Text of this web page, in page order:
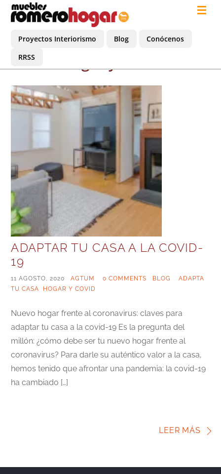
Proyectos Interiorismo Blog
Conócenos
RRSS
ADAPTAR TU CASA A LA COVID-
19
11 AGOSTO, 2020 AGTUM 0 COMMENTS BLOG
ADAPTA
TU CASA
HOGAR Y COVID
Nuevo hogar frente al coronavirus: claves para
adaptar tu casa a la covid-19 Es la pregunta del
millón: ¿cómo debe ser tu nuevo hogar frente al
coronavirus? Para darle su auténtico valor a la casa,
hemos tenido que afrontar una pandemia: la covid-19
ha cambiado […]
LEER MÁS